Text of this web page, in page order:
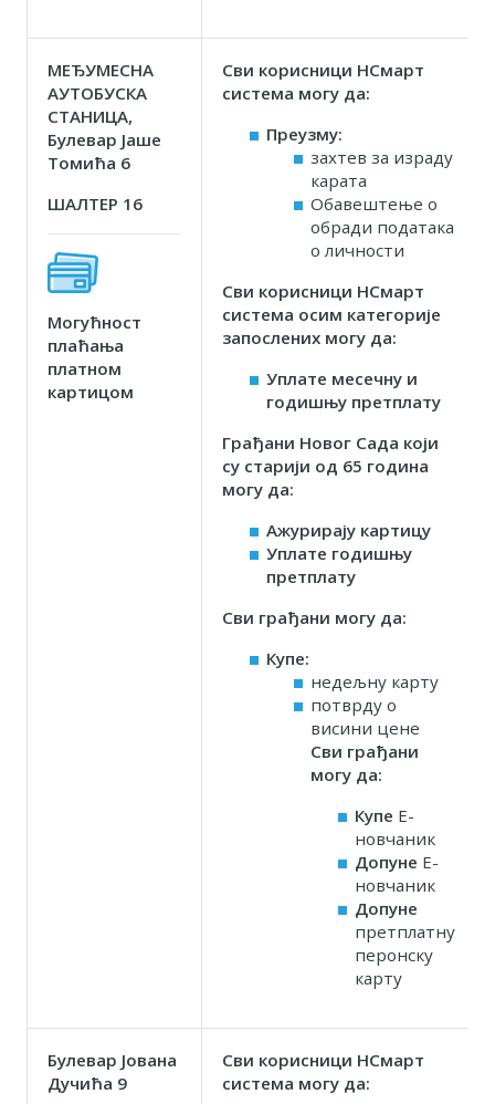
МЕЂУМЕСНА
АУТОБУСКА
СТАНИЦА,
Булевар Јаше
Томића 6
ШАЛТЕР 16
Могућност
плаћања
платном
картицом
Сви корисници НСмарт
система могу да:
Преузму:
захтев за израду
карата
Обавештење о
обради података
о личности
Сви корисници НСмарт
система осим категорије
запослених могу да:
Уплате месечну и
годишњу претплату
Грађани Новог Сада који
су старији од 65 година
могу да:
Ажурирају картицу
Уплате годишњу
претплату
Сви грађани могу да:
Купе:
недељну карту
потврду о
висини цене
Сви грађани
могу да:
Купе Е-
новчаник
Допуне Е-
новчаник
Допуне
претплатну
перонску
карту
Булевар Јована
Дучића 9
Сви корисници НСмарт
система могу да: